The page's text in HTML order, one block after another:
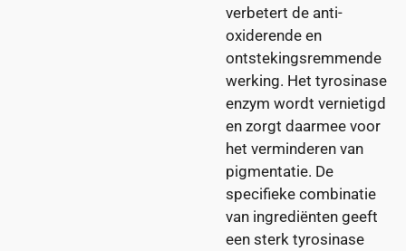
verbetert de anti-
oxiderende en
ontstekingsremmende
werking. Het tyrosinase
enzym wordt vernietigd
en zorgt daarmee voor
het verminderen van
pigmentatie. De
specifieke combinatie
van ingrediënten geeft
een sterk tyrosinase